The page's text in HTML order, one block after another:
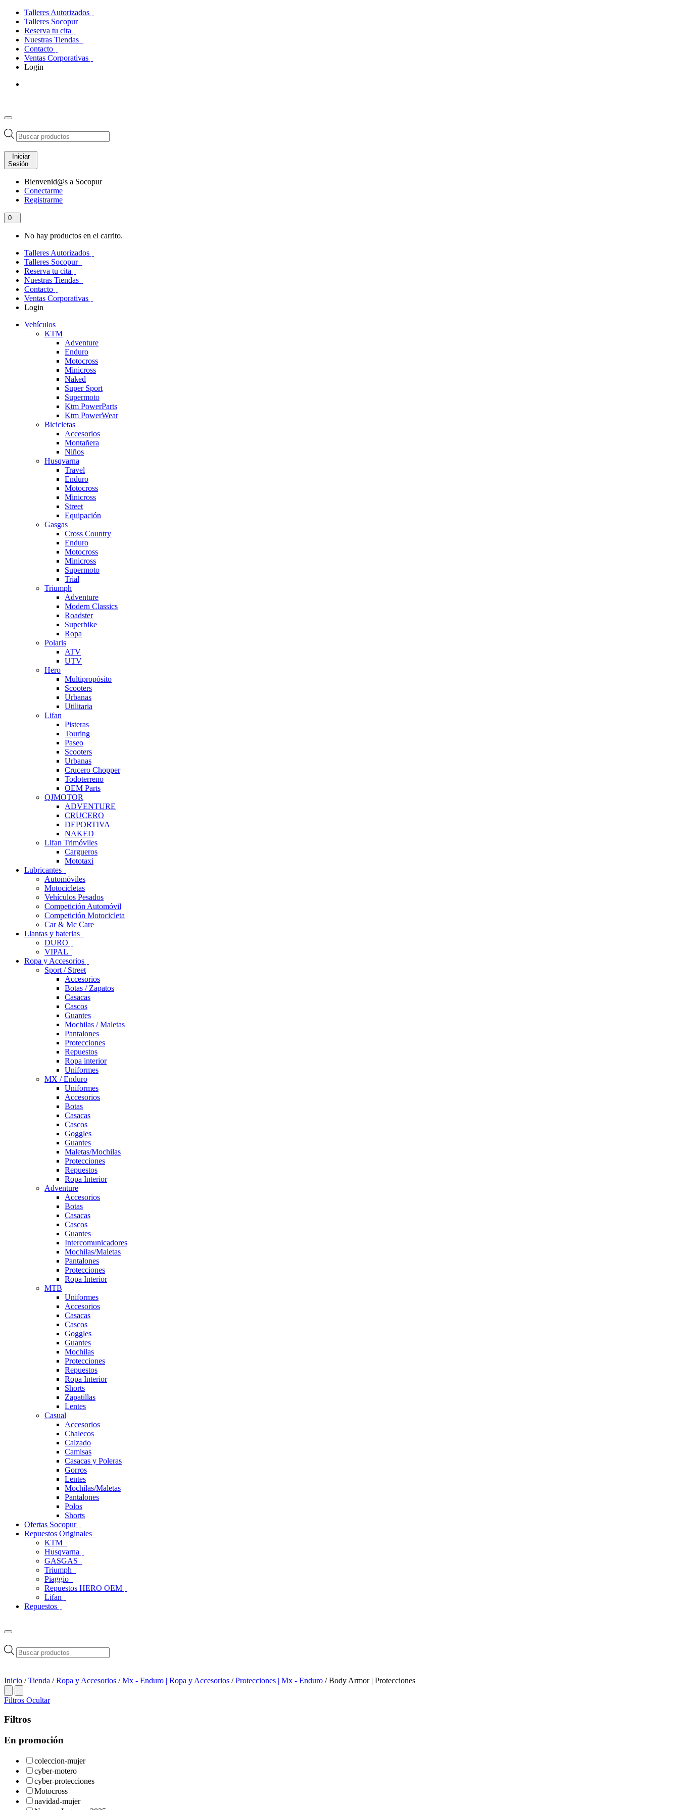
Talleres Autorizados
Talleres Socopur
Reserva tu cita
Nuestras Tiendas
Contacto
Ventas Corporativas
Login
Búsqueda
de
productos
Iniciar
Sesión
Bienvenid@s a Socopur
Conectarme
Registrarme
0
No hay productos en el carrito.
Talleres Autorizados
Talleres Socopur
Reserva tu cita
Nuestras Tiendas
Contacto
Ventas Corporativas
Login
Vehículos
KTM
Adventure
Enduro
Motocross
Minicross
Naked
Super Sport
Supermoto
Ktm PowerParts
Ktm PowerWear
Bicicletas
Accesorios
Montañera
Niños
Husqvarna
Travel
Enduro
Motocross
Minicross
Street
Equipación
Gasgas
Cross Country
Enduro
Motocross
Minicross
Supermoto
Trial
Triumph
Adventure
Modern Classics
Roadster
Superbike
Ropa
Polaris
ATV
UTV
Hero
Multipropósito
Scooters
Urbanas
Utilitaria
Lifan
Pisteras
Touring
Paseo
Scooters
Urbanas
Crucero Chopper
Todoterreno
OEM Parts
QJMOTOR
ADVENTURE
CRUCERO
DEPORTIVA
NAKED
Lifan Trimóviles
Cargueros
Mototaxi
Lubricantes
Automóviles
Motocicletas
Vehículos Pesados
Competición Automóvil
Competición Motocicleta
Car & Mc Care
Llantas y baterias
DURO
VIPAL
Ropa y Accesorios
Sport / Street
Accesorios
Botas / Zapatos
Casacas
Cascos
Guantes
Mochilas / Maletas
Pantalones
Protecciones
Repuestos
Ropa interior
Uniformes
MX / Enduro
Uniformes
Accesorios
Botas
Casacas
Cascos
Goggles
Guantes
Maletas/Mochilas
Protecciones
Repuestos
Ropa Interior
Adventure
Accesorios
Botas
Casacas
Cascos
Guantes
Intercomunicadores
Mochilas/Maletas
Pantalones
Protecciones
Ropa Interior
MTB
Uniformes
Accesorios
Casacas
Cascos
Goggles
Guantes
Mochilas
Protecciones
Repuestos
Ropa Interior
Shorts
Zapatillas
Lentes
Casual
Accesorios
Chalecos
Calzado
Camisas
Casacas y Poleras
Gorros
Lentes
Mochilas/Maletas
Pantalones
Polos
Shorts
Ofertas Socopur
Repuestos Originales
KTM
Husqvarna
GASGAS
Triumph
Piaggio
Repuestos HERO OEM
Lifan
Repuestos
Búsqueda
de
Inicio /Tienda /Ropa y Accesorios /Mx - Enduro | Ropa y Accesorios /Protecciones | Mx - Enduro / Body Armor | Protecciones
Filtros Ocultar
Filtros
En promoción
coleccion-mujer
cyber-motero
cyber-protecciones
Motocross
navidad-mujer